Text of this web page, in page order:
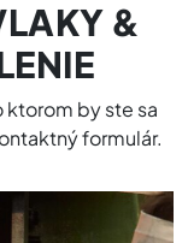
&
by ste sa
formulár.